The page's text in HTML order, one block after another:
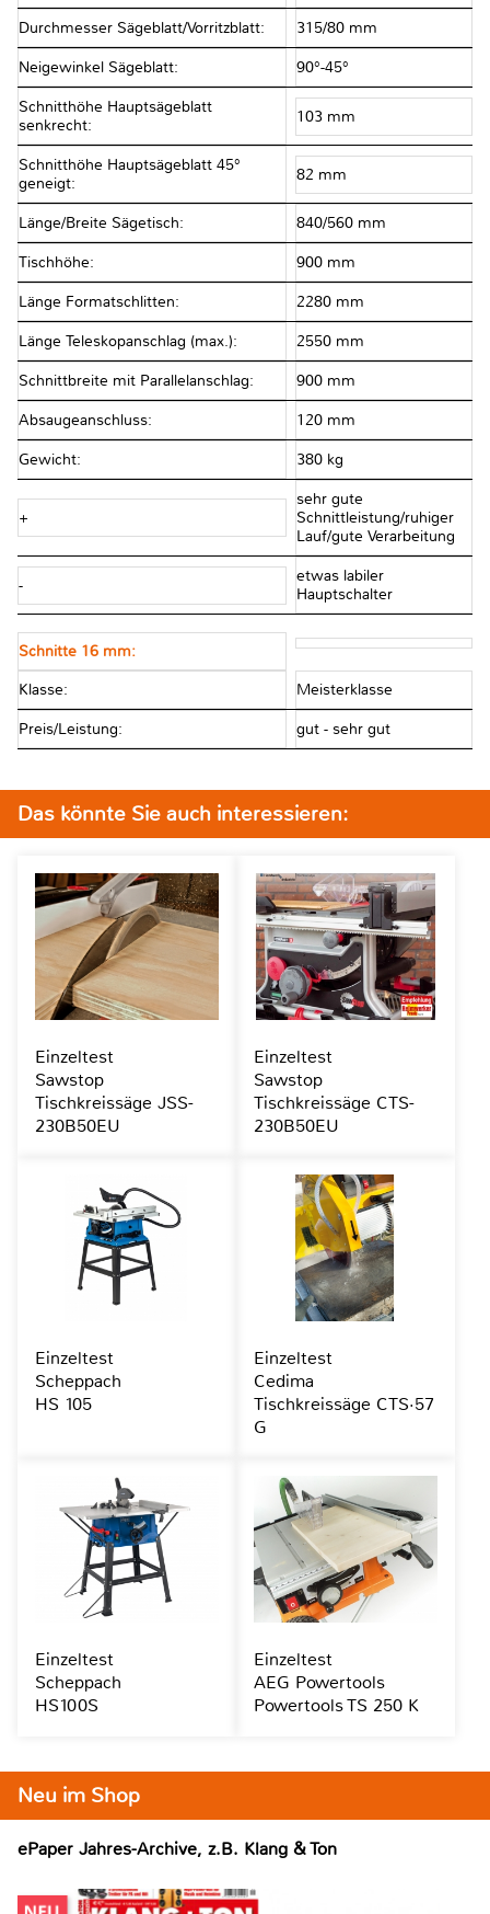
Durchmesser Sägeblatt/Vorritzblatt: 315/80 mm
Neigewinkel Sägeblatt: 90°-45°
Schnitthöhe Hauptsägeblatt
senkrecht:
103 mm
Schnitthöhe Hauptsägeblatt 45°
geneigt:
82 mm
Länge/Breite Sägetisch: 840/560 mm
Tischhöhe: 900 mm
Länge Formatschlitten: 2280 mm
Länge Teleskopanschlag (max.): 2550 mm
Schnittbreite mit Parallelanschlag: 900 mm
Absaugeanschluss: 120 mm
Gewicht: 380 kg
+
sehr gute
Schnittleistung/ruhiger
Lauf/gute Verarbeitung
-
etwas labiler
Hauptschalter
Schnitte 16 mm:
Klasse: Meisterklasse
Preis/Leistung: gut - sehr gut
Neu im Shop
ePaper Jahres-Archive, z.B. Klang & Ton
Das könnte Sie auch interessieren:
Einzeltest
Sawstop
Tischkreissäge JSS-
230B50EU
Einzeltest
Sawstop
Tischkreissäge CTS-
230B50EU
Einzeltest
Scheppach
HS 105
Einzeltest
Cedima
Tischkreissäge CTS·57
G
Einzeltest
Scheppach
HS100S
Einzeltest
AEG Powertools
Powertools TS 250 K